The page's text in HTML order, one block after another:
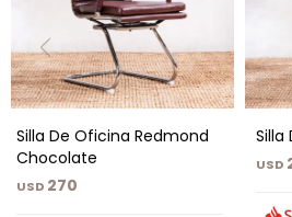
Silla De Oficina Redmond
Chocolate
USD 270
Silla
USD